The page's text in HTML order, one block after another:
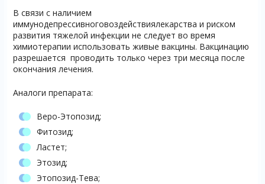
В связи с наличием
иммунодепрессивноговоздействиялекарства и риском
развития тяжелой инфекции не следует во время
химиотерапии использовать живые вакцины. Вакцинацию
разрешается проводить только через три месяца после
окончания лечения.
Аналоги препарата:
Веро-Этопозид;
Фитозид;
Ластет;
Этозид;
Этопозид-Тева;